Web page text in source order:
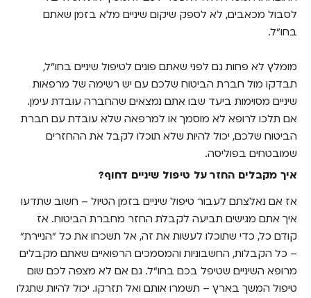
לסבול מכאבים, לא לספק שיקום שיניים מלא בזמן שאתם
בחו"ל.
מומלץ לא פחות גם לפני שאתם פונים לטיפול שיניים בחו"ל,
תבדקו מול חברת הביטוח שלכם עם יש רשימה של מרפאות
שיניים מסוימות ביעד שבו אתם נמצאים שהחברה עובדת עימן.
אם תלכו לרופא לא מוסמך או למרפאה שלא עובדת עם חברת
הביטוח שלכם, יכול להיות שלא תוכלו לקבל את ההחזרים
שמובטחים בפוליסה.
איך מקבלים החזר על טיפול שיניים דחוף?
אז אם נאלצתם לעבור טיפול שיניים בזמן הטיול – חשוב שתדעו
איך אתם מגישים תביעה לקבלת החזר מחברת הביטוח. אז
קודם כל, כדי שתוכלו לעשות את זה, אל תשכחו את כל "הניירת"
– כל הקבלות, החשבוניות והמסמכים הרפואיים שאתם מקבלים
מרופא השיניים שטיפל בכם בחו"ל. גם אם לא מצפה לכם שום
טיפול המשך בארץ – תשמרו אותם ואל תזרקו. יכול להיות שתגלו